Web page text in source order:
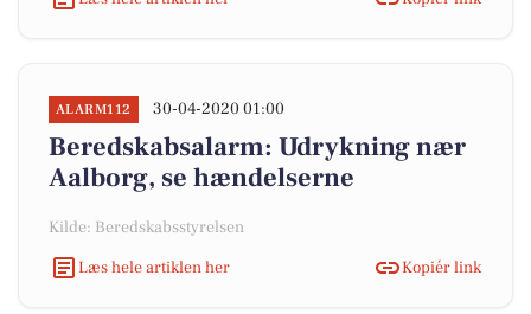
ALARM112 30-04-2020 01:00
Beredskabsalarm: Udrykning nær
Aalborg, se hændelserne
Kilde: Beredskabsstyrelsen
Læs hele artiklen her
Kopiér link